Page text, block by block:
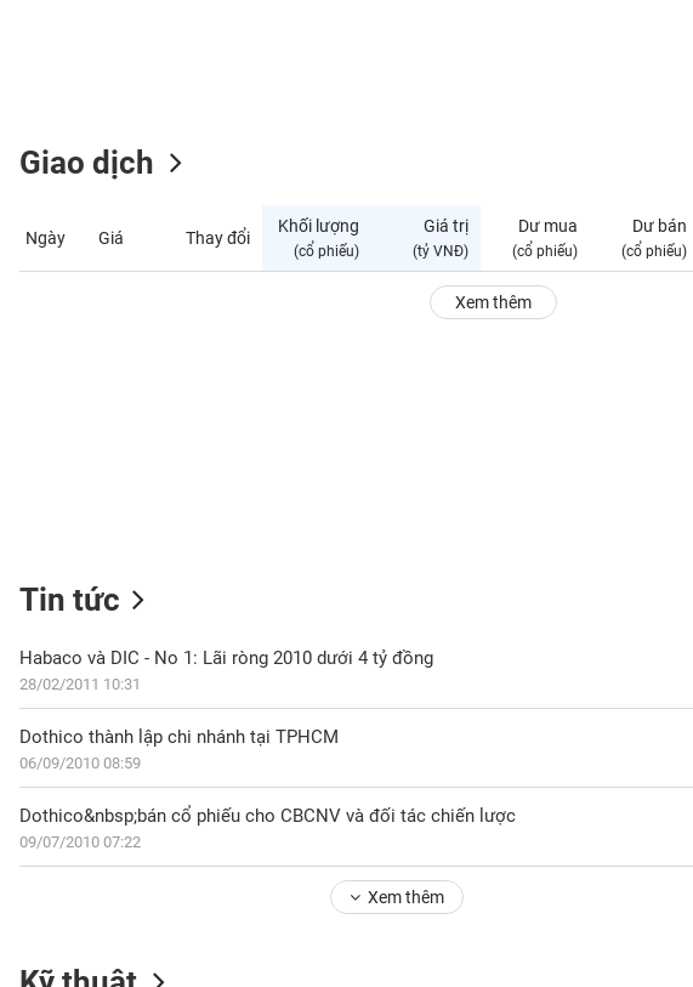
Giao dịch
Ngày Giá Thay đổi
Khối lượng
(cổ phiếu)
Giá trị
(tỷ VNĐ)
Dư mua
(cổ phiếu)
Dư bán
(cổ phiếu)
Xem thêm
Tin tức
Habaco và DIC - No 1: Lãi ròng 2010 dưới 4 tỷ đồng
28/02/2011 10:31
Dothico thành lập chi nhánh tại TPHCM
06/09/2010 08:59
Dothico&nbsp;bán cổ phiếu cho CBCNV và đối tác chiến lược
09/07/2010 07:22
Xem thêm
CÁ
NHÂN
DOANH
NGHIỆP
CỔ